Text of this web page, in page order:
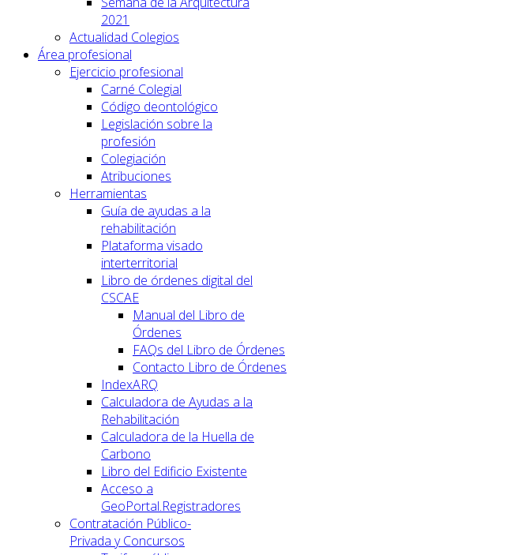
2021
Actualidad Colegios
Área profesional
Ejercicio profesional
Carné Colegial
Código deontológico
Legislación sobre la
profesión
Colegiación
Atribuciones
Herramientas
Guía de ayudas a la
rehabilitación
Plataforma visado
interterritorial
Libro de órdenes digital del
CSCAE
Manual del Libro de
Órdenes
FAQs del Libro de Órdenes
Contacto Libro de Órdenes
IndexARQ
Calculadora de Ayudas a la
Rehabilitación
Calculadora de la Huella de
Carbono
Libro del Edificio Existente
Acceso a
GeoPortal.Registradores
Contratación Público-
Privada y Concursos